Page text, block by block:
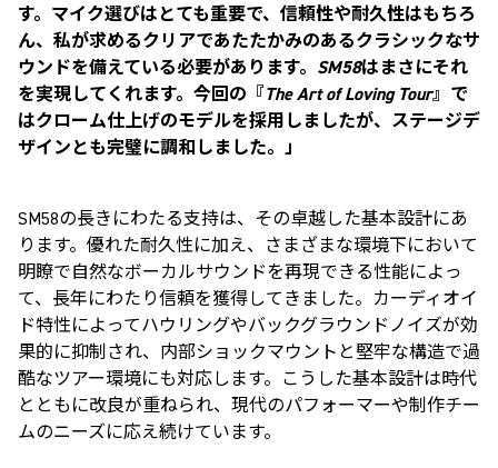
す。マイク選びはとても重要で、信頼性や耐久性はもちろ
ん、私が求めるクリアであたたかみのあるクラシックなサ
ウンドを備えている必要があります。 SM58はまさにそれ
を実現してくれます。今回の『The Art of Loving Tour』で
はクローム仕上げのモデルを採用しましたが、ステージデ
ザインとも完璧に調和しました。」
SM58の長きにわたる支持は、その卓越した基本設計にあ
ります。優れた耐久性に加え、さまざまな環境下において
明瞭で自然なボーカルサウンドを再現できる性能によっ
て、長年にわたり信頼を獲得してきました。カーディオイ
ド特性によってハウリングやバックグラウンドノイズが効
果的に抑制され、内部ショックマウントと堅牢な構造で過
酷なツアー環境にも対応します。こうした基本設計は時代
とともに改良が重ねられ、現代のパフォーマーや制作チー
ムのニーズに応え続けています。